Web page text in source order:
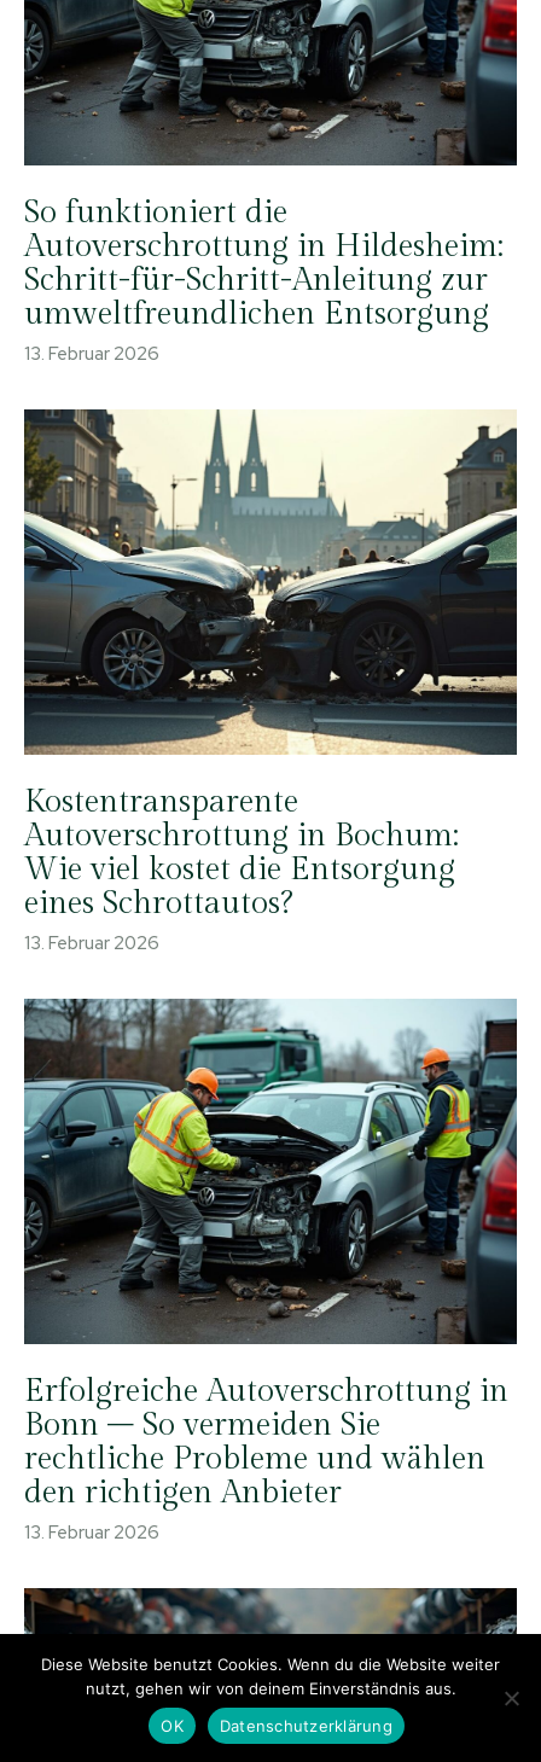
So funktioniert die
Autoverschrottung in Hildesheim:
Schritt-für-Schritt-Anleitung zur
umweltfreundlichen Entsorgung
13. Februar 2026
Kostentransparente
Autoverschrottung in Bochum:
Wie viel kostet die Entsorgung
eines Schrottautos?
13. Februar 2026
Erfolgreiche Autoverschrottung in
Bonn – So vermeiden Sie
rechtliche Probleme und wählen
den richtigen Anbieter
13. Februar 2026
Diese Website benutzt Cookies. Wenn du die Website weiter
nutzt, gehen wir von deinem Einverständnis aus.
OK
Datenschutzerklärung